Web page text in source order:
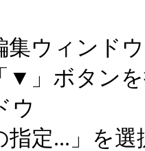
ンドウ
ボタンを
ウ
」を選